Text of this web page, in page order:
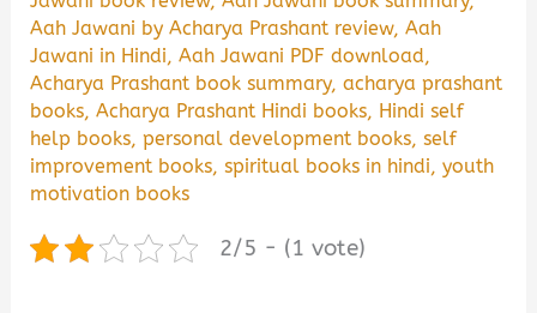
Aah Jawani by Acharya Prashant review,Aah
Jawani in Hindi,Aah Jawani PDF download,
Acharya Prashant book summary,acharya prashant
books,Acharya Prashant Hindi books, Hindi self
help books,personal development books,self
improvement books,spiritual books in hindi,youth
motivation books
2/5 - (1 vote)